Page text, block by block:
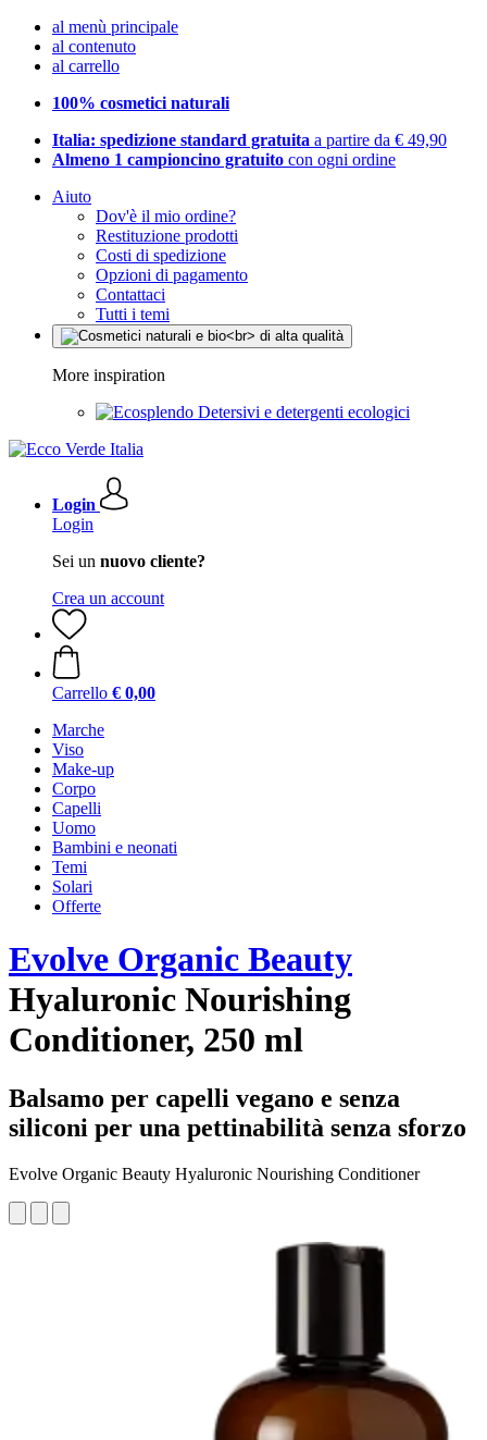
al menù principale
al contenuto
al carrello
100% cosmetici naturali
Italia: spedizione standard gratuita a partire da € 49,90
Almeno 1 campioncino gratuito con ogni ordine
Aiuto
Dov'è il mio ordine?
Restituzione prodotti
Costi di spedizione
Opzioni di pagamento
Contattaci
Tutti i temi
More inspiration
Detersivi e detergenti ecologici
Login
Login
Sei un nuovo cliente?
Crea un account
Carrello € 0,00
Marche
Viso
Make-up
Corpo
Capelli
Uomo
Bambini e neonati
Temi
Solari
Offerte
Evolve Organic Beauty
Hyaluronic Nourishing
Conditioner, 250 ml
Balsamo per capelli vegano e senza
siliconi per una pettinabilità senza sforzo
Evolve Organic Beauty Hyaluronic Nourishing Conditioner